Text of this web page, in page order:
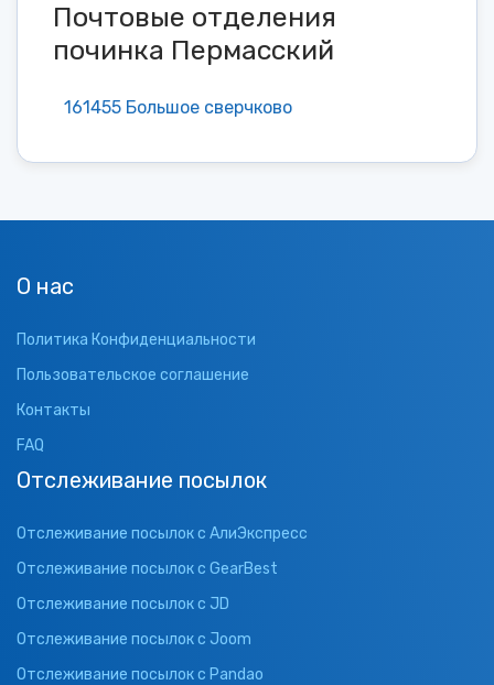
Почтовые отделения
починка Пермасский
161455 Большое сверчково
О нас
Политика Конфиденциальности
Пользовательское соглашение
Контакты
FAQ
Отслеживание посылок
Отслеживание посылок с АлиЭкспресс
Отслеживание посылок с GearBest
Отслеживание посылок с JD
Отслеживание посылок с Joom
Отслеживание посылок с Pandao